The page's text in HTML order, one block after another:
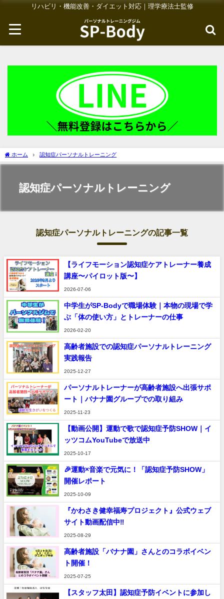
リハビリ・機能改善・ダイエット対応｜理学療法士監修
ホーム 認知症パーソナルトレーニング
認知症パーソナルトレーニング
認知症パーソナルトレーニングの記事一覧
【ライフモーション認知症ケアトレーナー養成
講座〜パイロット版〜】
2026-07-06
中学生がSP-Bodyで職場体験｜本物の現場で学
ぶ「体の使い方」とトレーナーの仕事
2026-02-20
高齢者施設での認知症パーソナルトレーニング
実践報告
2025-12-27
パーソナルトレーナーが高齢者施設へ出張サポ
ート｜バナナ園グループでの取り組み
2025-11-23
【動画公開】運動で歌で認知症予防SHOW｜イ
ッツコムYouTubeで放送中
2025-10-17
🎉運動×音楽で元気に！「認知症予防SHOW」
開催レポート
2025-10-09
『かわさき健幸福寿プロジェクト』公式ウェブ
サイト動画配信中‼️
2025-08-29
高齢者施設「バナナ園」さんとのコラボイベン
ト開催！
2025-07-25
【スタッフ太田】認知症予防イベントに参加し